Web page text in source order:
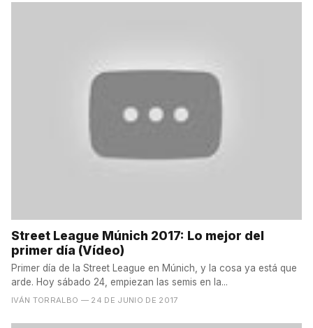
Street League Múnich 2017: Lo mejor del
primer día (Vídeo)
Primer día de la Street League en Múnich, y la cosa ya está que
arde. Hoy sábado 24, empiezan las semis en la...
IVÁN TORRALBO — 24 DE JUNIO DE 2017